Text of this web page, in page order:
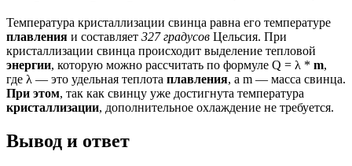
Температура кристаллизации свинца равна его температуре
плавления и составляет 327 градусов Цельсия. При
кристаллизации свинца происходит выделение тепловой
энергии, которую можно рассчитать по формуле Q = λ * m,
где λ — это удельная теплота плавления, а m — масса свинца.
При этом, так как свинцу уже достигнута температура
кристаллизации, дополнительное охлаждение не требуется.
Вывод и ответ